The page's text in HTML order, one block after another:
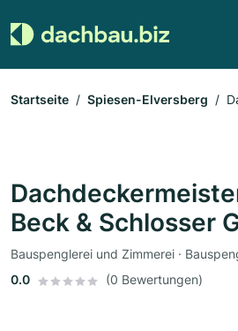
Startseite Spiesen-Elversberg
Beck & Schlosser
Bauspenglerei und Zimmerei ·
0.0
(0 Bewertungen)